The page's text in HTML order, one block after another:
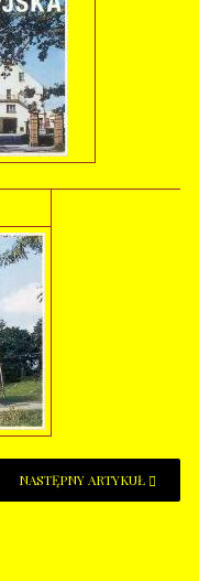
NASTĘPNY ARTYKUŁ